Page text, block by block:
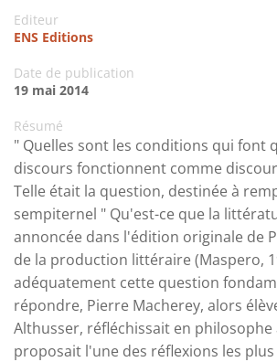
Editeur
ENS Editions
Date de publication
19 mai 2014
Résumé
" Quelles sont les conditions qui font
discours fonctionnent comme
Telle était la question, destinée à
sempiternel " Qu'est-ce que la
annoncée dans l'édition originale de
de la production littéraire (Maspero,
adéquatement cette question
répondre, Pierre Macherey, alors
Althusser, réfléchissait en
proposait l'une des réflexions les